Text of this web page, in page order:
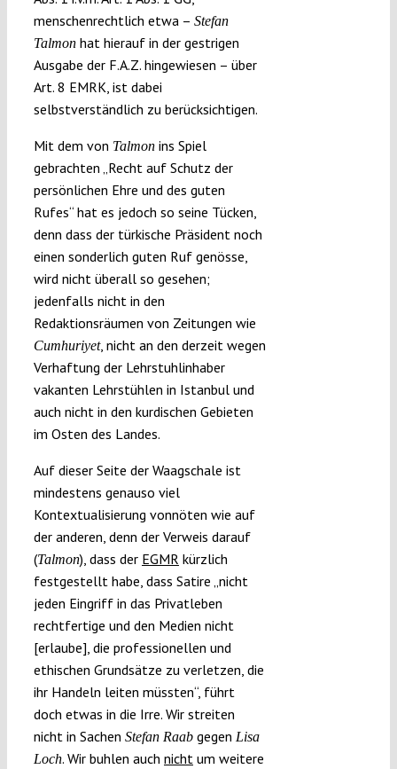
menschenrechtlich etwa – Stefan
Talmonhat hierauf in der gestrigen
Ausgabe der F.A.Z. hingewiesen – über
Art. 8 EMRK, ist dabei
selbstverständlich zu berücksichtigen.
Mit dem von Talmonins Spiel
gebrachten „Recht auf Schutz der
persönlichen Ehre und des guten
Rufes“ hat es jedoch so seine Tücken,
denn dass der türkische Präsident noch
einen sonderlich guten Ruf genösse,
wird nicht überall so gesehen;
jedenfalls nicht in den
Redaktionsräumen von Zeitungen wie
Cumhuriyet, nicht an den derzeit wegen
Verhaftung der Lehrstuhlinhaber
vakanten Lehrstühlen in Istanbul und
auch nicht in den kurdischen Gebieten
im Osten des Landes.
Auf dieser Seite der Waagschale ist
mindestens genauso viel
Kontextualisierung vonnöten wie auf
der anderen, denn der Verweis darauf
(Talmon), dass der EGMR kürzlich
festgestellt habe, dass Satire „nicht
jeden Eingriff in das Privatleben
rechtfertige und den Medien nicht
[erlaube], die professionellen und
ethischen Grundsätze zu verletzen, die
ihr Handeln leiten müssten“, führt
doch etwas in die Irre. Wir streiten
nicht in Sachen Stefan Raabgegen Lisa
Loch. Wir buhlen auch nichtum weitere